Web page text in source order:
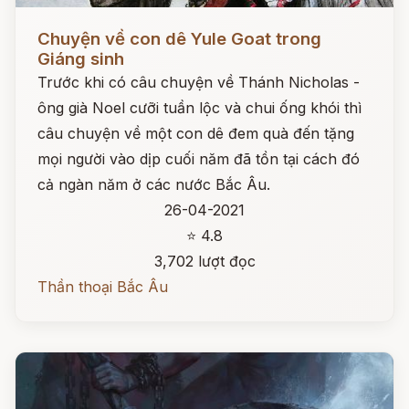
Chuyện về con dê Yule Goat trong
Giáng sinh
Trước khi có câu chuyện về Thánh Nicholas -
ông già Noel cưỡi tuần lộc và chui ống khói thì
câu chuyện về một con dê đem quà đến tặng
mọi người vào dịp cuối năm đã tồn tại cách đó
cả ngàn năm ở các nước Bắc Âu.
26-04-2021
⭐ 4.8
3,702 lượt đọc
Thần thoại Bắc Âu